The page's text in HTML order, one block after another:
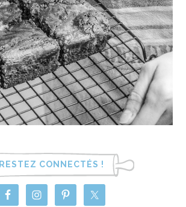
RESTEZ CONNECTÉS !